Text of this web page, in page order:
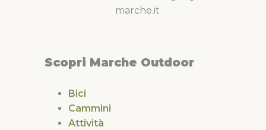
marche.it
Scopri Marche Outdoor
Bici
Cammini
Attività